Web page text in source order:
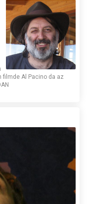
filmde Al Pacino da az